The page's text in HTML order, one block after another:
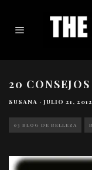
20
SUSANA · JULIO 21, 2012
03 BLOG DE BELLEZA